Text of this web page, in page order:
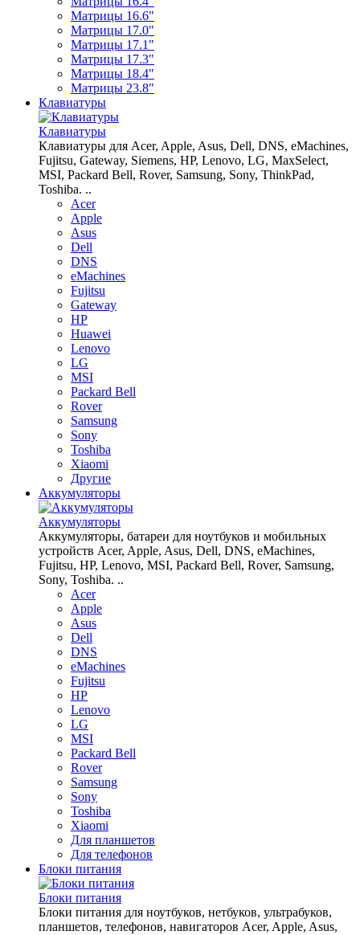
Матрицы 16.6"
Матрицы 17.0"
Матрицы 17.1"
Матрицы 17.3"
Матрицы 18.4"
Матрицы 23.8"
Клавиатуры
Клавиатуры
Клавиатуры для Acer, Apple, Asus, Dell, DNS, eMachines,
Fujitsu, Gateway, Siemens, HP, Lenovo, LG, MaxSelect,
MSI, Packard Bell, Rover, Samsung, Sony, ThinkPad,
Toshiba. ..
Acer
Apple
Asus
Dell
DNS
eMachines
Fujitsu
Gateway
HP
Huawei
Lenovo
LG
MSI
Packard Bell
Rover
Samsung
Sony
Toshiba
Xiaomi
Другие
Аккумуляторы
Аккумуляторы
Аккумуляторы, батареи для ноутбуков и мобильных
устройств Acer, Apple, Asus, Dell, DNS, eMachines,
Fujitsu, HP, Lenovo, MSI, Packard Bell, Rover, Samsung,
Sony, Toshiba. ..
Acer
Apple
Asus
Dell
DNS
eMachines
Fujitsu
HP
Lenovo
LG
MSI
Packard Bell
Rover
Samsung
Sony
Toshiba
Xiaomi
Для планшетов
Для телефонов
Блоки питания
Блоки питания
Блоки питания для ноутбуков, нетбуков, ультрабуков,
планшетов, телефонов, навигаторов Acer, Apple, Asus,